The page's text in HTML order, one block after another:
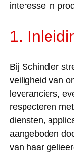
interesse in
1.
Bij Schindler
veiligheid van
leveranciers,
respecteren met
diensten,
aangeboden
van haar